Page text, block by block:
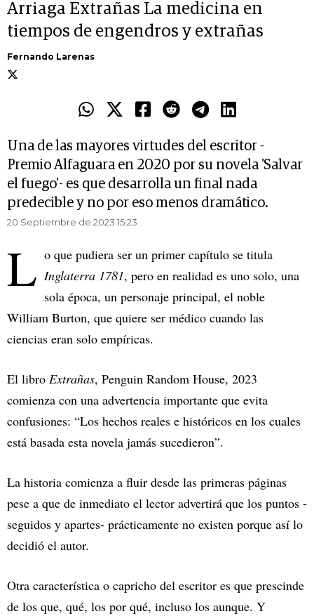
Arriaga Extrañas La medicina en
tiempos de engendros y extrañas
Fernando Larenas
Una de las mayores virtudes del escritor -
Premio Alfaguara en 2020 por su novela 'Salvar
el fuego'- es que desarrolla un final nada
predecible y no por eso menos dramático.
20 Septiembre de 2023 15.23
L o que pudiera ser un primer capítulo se titula
Inglaterra 1781, pero en realidad es uno solo, una
sola época, un personaje principal, el noble
William Burton, que quiere ser médico cuando las
ciencias eran solo empíricas.
El libro Extrañas, Penguin Random House, 2023
comienza con una advertencia importante que evita
confusiones: “Los hechos reales e históricos en los cuales
está basada esta novela jamás sucedieron”.
La historia comienza a fluir desde las primeras páginas
pese a que de inmediato el lector advertirá que los puntos -
seguidos y apartes- prácticamente no existen porque así lo
decidió el autor.
Otra característica o capricho del escritor es que prescinde
de los que, qué, los por qué, incluso los aunque. Y